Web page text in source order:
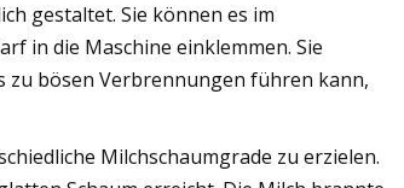
gestaltet. Sie können es im
in die Maschine einklemmen. Sie
zu bösen Verbrennungen führen kann,
Milchschaumgrade zu erzielen.